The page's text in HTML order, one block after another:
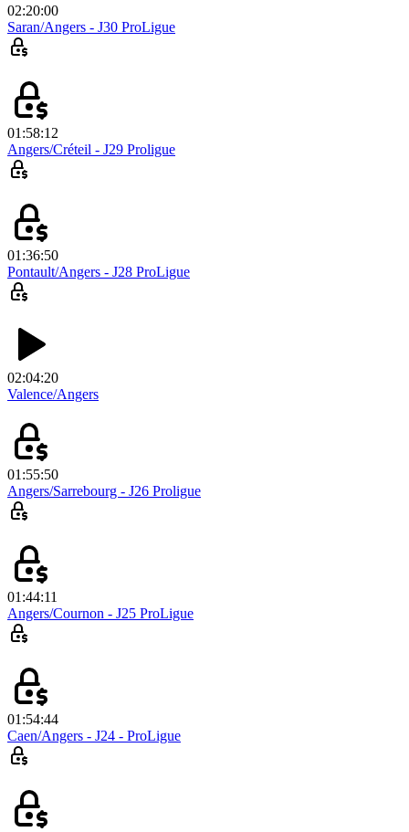
02:20:00
Saran/Angers - J30 ProLigue
01:58:12
Angers/Créteil - J29 Proligue
01:36:50
Pontault/Angers - J28 ProLigue
02:04:20
Valence/Angers
01:55:50
Angers/Sarrebourg - J26 Proligue
01:44:11
Angers/Cournon - J25 ProLigue
01:54:44
Caen/Angers - J24 - ProLigue